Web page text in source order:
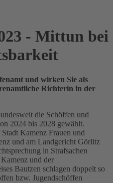
- Mittun bei
und wirken Sie als
Richterin in der
die Schöffen und
2024 bis 2028 gewählt.
Kamenz Frauen und
und am Landgericht Görlitz
in Strafsachen
und der
Bautzen schlagen doppelt so
bzw. Jugendschöffen